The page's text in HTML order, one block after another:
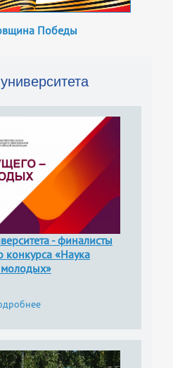
Победы
- финалисты
конкурса «Наука
молодых»